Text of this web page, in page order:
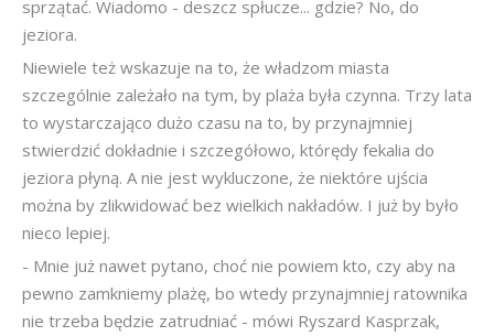
sprzątać. Wiadomo - deszcz spłucze... gdzie? No, do
jeziora.
Niewiele też wskazuje na to, że władzom miasta
szczególnie zależało na tym, by plaża była czynna. Trzy lata
to wystarczająco dużo czasu na to, by przynajmniej
stwierdzić dokładnie i szczegółowo, którędy fekalia do
jeziora płyną. A nie jest wykluczone, że niektóre ujścia
można by zlikwidować bez wielkich nakładów. I już by było
nieco lepiej.
- Mnie już nawet pytano, choć nie powiem kto, czy aby na
pewno zamkniemy plażę, bo wtedy przynajmniej ratownika
nie trzeba będzie zatrudniać - mówi Ryszard Kasprzak,